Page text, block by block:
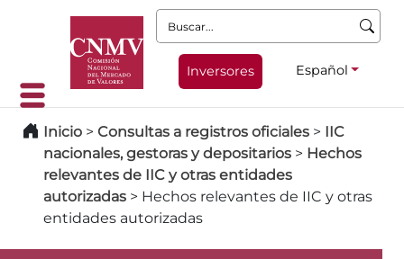
Buscar:
Inversores Español
Inicio > Consultas a registros oficiales > IIC
nacionales, gestoras y depositarios > Hechos
relevantes de IIC y otras entidades
autorizadas > Hechos relevantes de IIC y otras
entidades autorizadas